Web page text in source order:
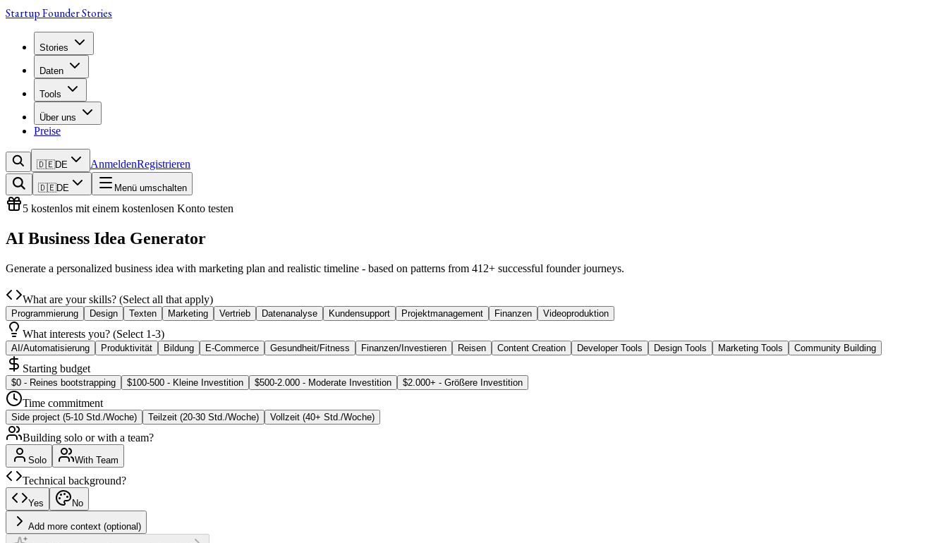
Startup Founder Stories
Stories
Daten
Tools
Über uns
Preise
🇩🇪DE AnmeldenRegistrieren
🇩🇪DE Menü umschalten
5 kostenlos mit einem kostenlosen Konto testen
AI Business Idea Generator
Generate a personalized business idea with marketing plan and realistic timeline - based on patterns from 412+ successful founder journeys.
What are your skills? (Select all that apply)
Programmierung Design Texten Marketing Vertrieb Datenanalyse Kundensupport Projektmanagement Finanzen Videoproduktion
What interests you? (Select 1-3)
AI/Automatisierung Produktivität Bildung E-Commerce Gesundheit/Fitness Finanzen/Investieren Reisen Content Creation Developer Tools Design Tools Marketing Tools Community Building
Starting budget
$0 - Reines bootstrapping $100-500 - Kleine Investition $500-2.000 - Moderate Investition $2.000+ - Größere Investition
Time commitment
Side project (5-10 Std./Woche) Teilzeit (20-30 Std./Woche) Vollzeit (40+ Std./Woche)
Building solo or with a team?
Solo With Team
Technical background?
Yes No
Add more context (optional)